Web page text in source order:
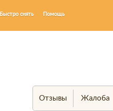
Быстро снять Помощь
Отзывы Жалоба